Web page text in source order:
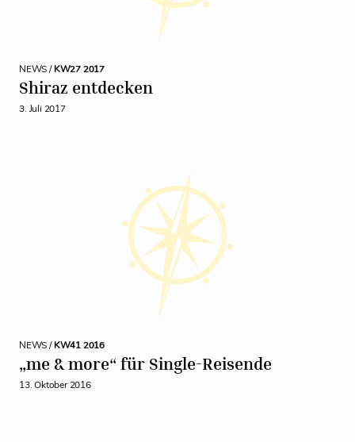
NEWS /KW27 2017
Shiraz entdecken
3. Juli 2017
NEWS /KW41 2016
„me & more“ für Single-Reisende
13. Oktober 2016